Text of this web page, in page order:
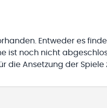
Entweder es
ist noch nicht
die Ansetzung der Spiele